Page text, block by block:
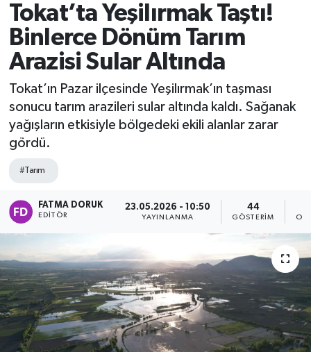
Tokat’ta Yeşilırmak Taştı!
Binlerce Dönüm Tarım
Arazisi Sular Altında
Tokat’ın Pazar ilçesinde Yeşilırmak’ın taşması
sonucu tarım arazileri sular altında kaldı. Sağanak
yağışların etkisiyle bölgedeki ekili alanlar zarar
gördü.
#Tarım
FATMA DORUK
EDITÖR
23.05.2026 - 10:50
YAYINLANMA
44
GÖSTERIM
Tüm Manşetler
Son Dakika Haberleri